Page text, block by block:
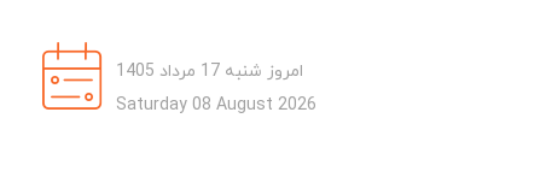
امروز شنبه 17 مرداد 1405
Saturday 08 August 2026